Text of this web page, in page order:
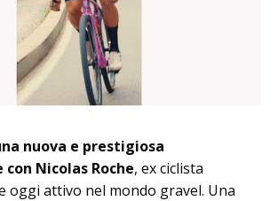
nuova e prestigiosa
Nicolas Roche, ex ciclista
oggi attivo nel mondo gravel. Una